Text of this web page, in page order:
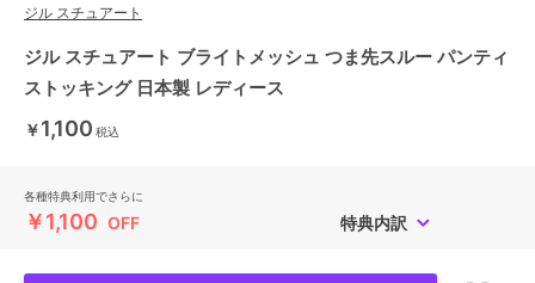
ジル スチュアート
ジル スチュアート ブライトメッシュ つま先スルー パンティ
ストッキング 日本製 レディース
￥1,100 税込
各種特典利用でさらに
￥1,100 OFF 特典内訳